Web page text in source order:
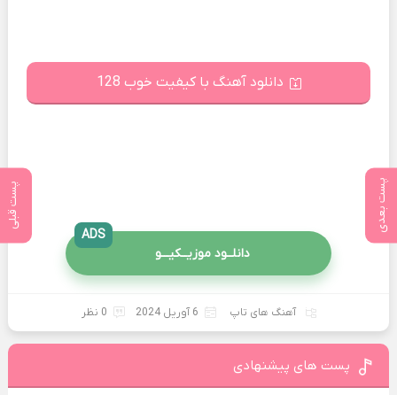
پست بعدی پست قبلی
دانلود آهنگ با کیفیت خوب 128
دانلــود موزیــکیـــو
ADS
آهنگ های تاپ 6 آوریل 2024 0 نظر
پست های پیشنهادی